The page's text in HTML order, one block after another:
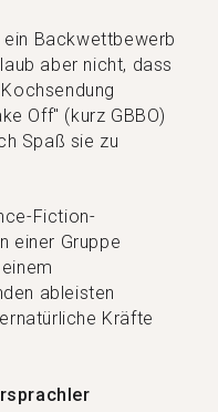
ein Backwettbewerb
aber nicht, dass
Off" (kurz GBBO)
Spaß sie zu
Fiction-
einer Gruppe
ableisten
Kräfte